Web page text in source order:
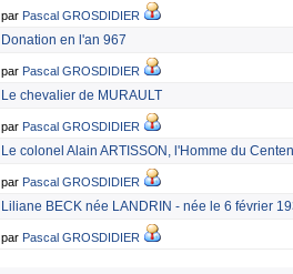
par Pascal GROSDIDIER
Donation en l'an 967
par Pascal GROSDIDIER
Le chevalier de MURAULT
par Pascal GROSDIDIER
Le colonel Alain ARTISSON, l'Homme du
par Pascal GROSDIDIER
Liliane BECK née LANDRIN - née le 6 février
par Pascal GROSDIDIER